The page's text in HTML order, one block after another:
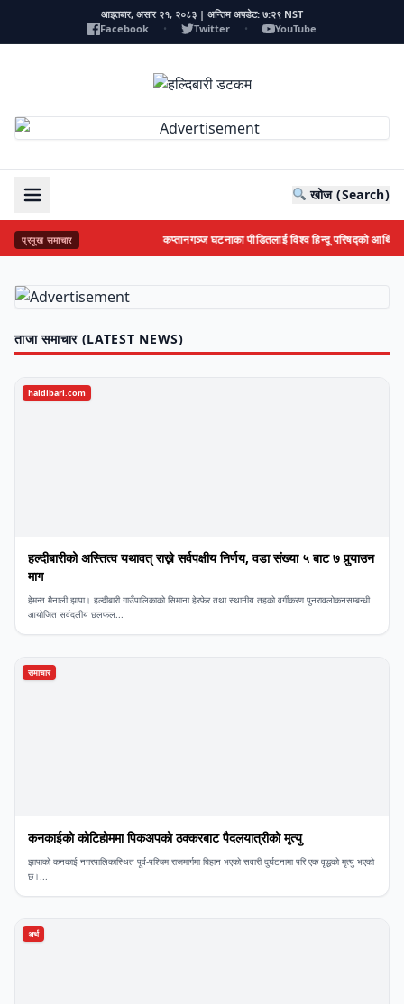
आइतबार, असार २१, २०८३ | अन्तिम अपडेट: ७:२९ NST
Facebook
• Twitter • YouTube
खोज (Search)
प्रमूख समाचार कप्तानगञ्ज घटनाका पीडितलाई विश्व हिन्दू परिषद्को आर्थिक
ताजा समाचार (LATEST NEWS)
haldibari.com
हल्दीबारीको अस्तित्व यथावत् राख्ने सर्वपक्षीय निर्णय, वडा संख्या ५ बाट ७ पुर्‍याउन
माग
हेमन्त मैनाली ​झापा। हल्दीबारी गाउँपालिकाको सिमाना हेरफेर तथा स्थानीय तहको वर्गीकरण पुनरावलोकनसम्बन्धी
आयोजित सर्वदलीय छलफल...
समाचार
कनकाईको कोटिहोममा पिकअपको ठक्करबाट पैदलयात्रीको मृत्यु
झापाको कनकाई नगरपालिकास्थित पूर्व-पश्चिम राजमार्गमा बिहान भएको सवारी दुर्घटनामा परि एक वृद्धको मृत्यु भएको
छ।...
अर्थ